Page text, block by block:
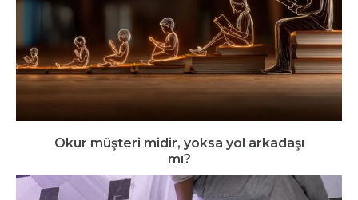
Okur müşteri midir, yoksa yol arkadaşı
mı?